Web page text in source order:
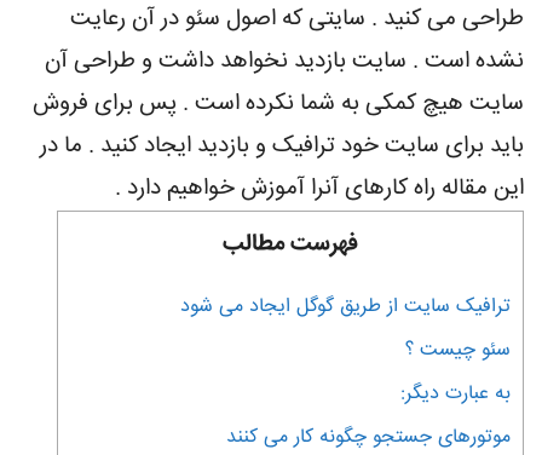
طراحی می کنید . سایتی که اصول سئو در آن رعایت
نشده است . سایت بازدید نخواهد داشت و طراحی آن
سایت هیچ کمکی به شما نکرده است . پس برای فروش
باید برای سایت خود ترافیک و بازدید ایجاد کنید . ما در
این مقاله راه کارهای آنرا آموزش خواهیم دارد .
فهرست مطالب
ترافیک سایت از طریق گوگل ایجاد می شود
سئو چیست ؟
به عبارت دیگر:
موتورهای جستجو چگونه کار می کنند